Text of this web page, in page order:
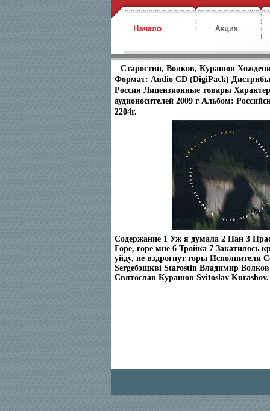
Старостин, Волков, Курашов
Формат: Audio CD (DigiPack)
Россия Лицензионные товары
аудионосителей 2009 г Альбом:
2204r.
Содержание 1 Уж я думала 2 Пан 3
Горе, горе мне 6 Тройка 7 Закатилось
уйду, не вздрогнут горы Исполнители
Sergeбэщквi Starostin Владимир
Святослав Курашов Svitoslav Kurashov.